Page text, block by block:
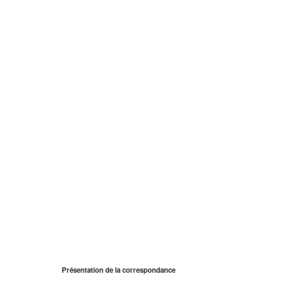
Présentation de la correspondance